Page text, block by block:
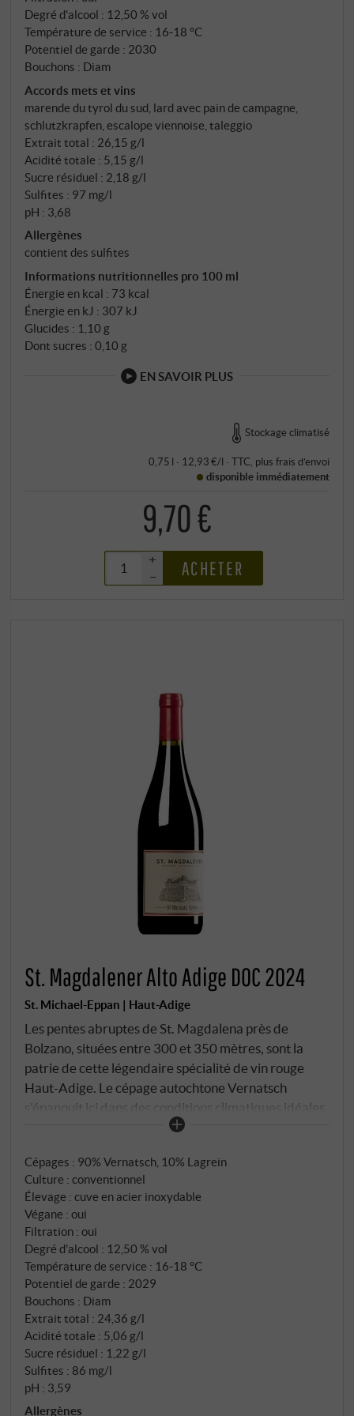
raisins pour ce vin du lieu-dit Sattel – ces vignobles en
pente douce situés entre Eppan et le lac, à une
altitude de 420 à 480 mètres, exposition sud-est à
sud-ouest, sur des sols de débris morainiques datant
de la dernière période glaciaire. Les vignes ont
jusqu'à 50 ans. Les vendanges ont lieu début octobre,
à la main – et le mot "sélection" dans le nom est tout
un programme : Seuls les raisins les plus mûrs entrent
dans la composition de ce vin, vinifié séparément du
reste de la récolte. Exclusivement de l'acier, pas de
bois – le fruit doit parler.
Degré d'alcool : 12,50 % vol
Température de service : 16‑18 °C
Potentiel de garde : 2030
Bouchons : Diam
Accords mets et vins
marende du tyrol du sud, lard avec pain de campagne,
schlutzkrapfen, escalope viennoise, taleggio
Extrait total : 26,15 g/l
Acidité totale : 5,15 g/l
Sucre résiduel : 2,18 g/l
Sulfites : 97 mg/l
pH : 3,68
Allergènes
contient des sulfites
Informations nutritionnelles pro 100 ml
Énergie en kcal : 73 kcal
Énergie en kJ : 307 kJ
Glucides : 1,10 g
Dont sucres : 0,10 g
EN SAVOIR PLUS
Stockage climatisé
0,75 l · 12,93 €/l · TTC , plus frais d’envoi
disponible immédiatement
9,70 €
+
–
ACHETER
St. Magdalener Alto Adige DOC 2024
St. Michael-Eppan | Haut-Adige
Les pentes abruptes de St. Magdalena près de
Bolzano, situées entre 300 et 350 mètres, sont la
patrie de cette légendaire spécialité de vin rouge
Haut-Adige. Le cépage autochtone Vernatsch
s'épanouit ici dans des conditions climatiques idéales,
sur des sols d'éboulis morainiques orientés au sud et
et de 10% de Lagrein est vinifiée par la célèbre
Cantina St. Michael-Eppan, qui compte depuis 1907
parmi les coopératives leaders Haut-Adige. Les
vendanges manuelles ont lieu début octobre avec
une sélection minutieuse des raisins. Après la
fermentation en cuve inox, le vin subit la
fermentation malolactique avant d'être élevé en
cuve inox.
Cépages : 90% Vernatsch, 10% Lagrein
Culture : conventionnel
Élevage : cuve en acier inoxydable
Végane : oui
Filtration : oui
Degré d'alcool : 12,50 % vol
Température de service : 16‑18 °C
Potentiel de garde : 2029
Bouchons : Diam
Extrait total : 24,36 g/l
Acidité totale : 5,06 g/l
Sucre résiduel : 1,22 g/l
Sulfites : 86 mg/l
pH : 3,59
Allergènes